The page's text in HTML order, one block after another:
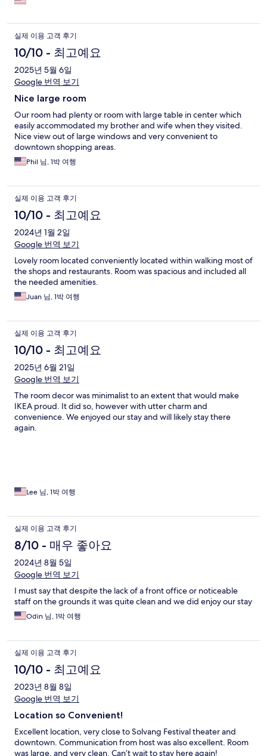
실제 이용 고객 후기
10/10 - 최고예요
2025년 5월 6일
Google 번역 보기
Nice large room
Our room had plenty or room with large table in center which
easily accommodated my brother and wife when they visited.
Nice view out of large windows and very convenient to
downtown shopping areas.
Phil 님, 1박 여행
실제 이용 고객 후기
10/10 - 최고예요
2024년 1월 2일
Google 번역 보기
Lovely room located conveniently located within walking most of
the shops and restaurants. Room was spacious and included all
the needed amenities.
Juan 님, 1박 여행
실제 이용 고객 후기
10/10 - 최고예요
2025년 6월 21일
Google 번역 보기
The room decor was minimalist to an extent that would make
IKEA proud. It did so, however with utter charm and
convenience. We enjoyed our stay and will likely stay there
again.
Lee 님, 1박 여행
실제 이용 고객 후기
8/10 - 매우 좋아요
2024년 8월 5일
Google 번역 보기
I must say that despite the lack of a front office or noticeable
staff on the grounds it was quite clean and we did enjoy our stay
Odin 님, 1박 여행
실제 이용 고객 후기
10/10 - 최고예요
2023년 8월 8일
Google 번역 보기
Location so Convenient!
Excellent location, very close to Solvang Festival theater and
downtown. Communication from host was also excellent. Room
was large, and very clean. Can’t wait to stay here again!